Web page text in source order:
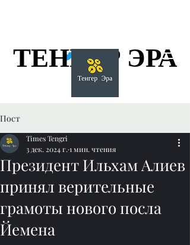
ТЕНГЕР ЭРА
ТЕНГЕР ЭРА
Пост
Президент Ильхам Алиев
принял верительные
грамоты нового посла
Йемена
Times Tengri
3 дек. 2024 г. 1 мин. чтения